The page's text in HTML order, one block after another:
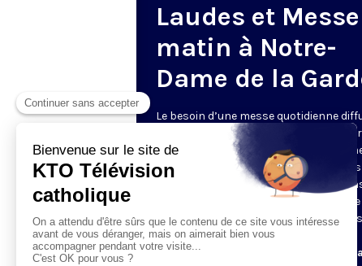
Laudes et Messe
matin à Notre-
Dame de la
Le besoin d’une messe quotidienne
la télévision a été exprimé d’une
encore plus forte pendant le
dans de nombreux pays
maintient depuis la reprise. KTO
en direct de la basilique Notre-Dame
Garde, à Marseille, les laudes et la
Le lundi à 7h25, la messe
Du mardi au samedi à 7h25, messe avec